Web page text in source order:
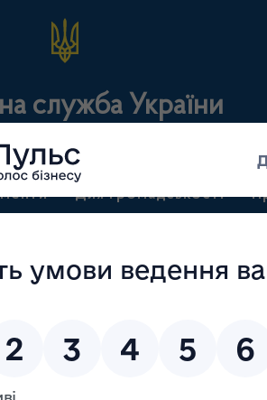
служба України
та контролю за наркотиками
Для громадськості
Державний
нагляд
виробництва
дію ліцензії повністю або частково на